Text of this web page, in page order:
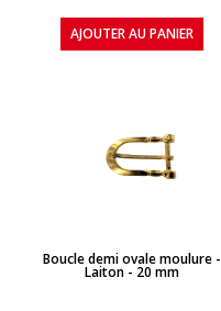
AJOUTER AU PANIER
APERÇU RAPIDE
Boucle demi ovale moulure -
Laiton - 20 mm